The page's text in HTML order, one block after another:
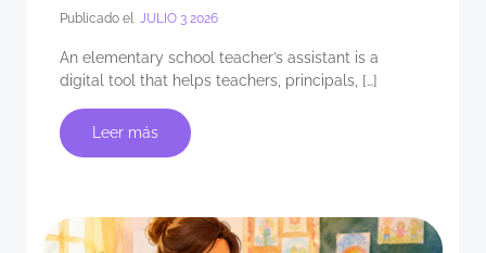
Publicado el JULIO 3 2026
An elementary school teacher’s assistant is a
digital tool that helps teachers, principals, […]
Leer más